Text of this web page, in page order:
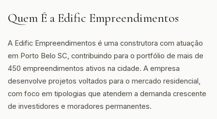
Quem É a Edific Empreendimentos
A Edific Empreendimentos é uma construtora com atuação
em Porto Belo SC, contribuindo para o portfólio de mais de
450 empreendimentos ativos na cidade. A empresa
desenvolve projetos voltados para o mercado residencial,
com foco em tipologias que atendem a demanda crescente
de investidores e moradores permanentes.